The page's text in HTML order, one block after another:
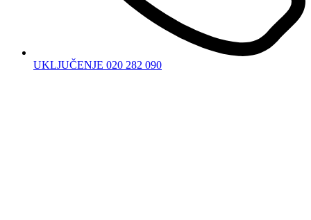
UKLJUČENJE 020 282 090